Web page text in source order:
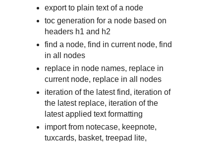
export to plain text of a node
toc generation for a node based on
headers h1 and h2
find a node, find in current node, find
in all nodes
replace in node names, replace in
current node, replace in all nodes
iteration of the latest find, iteration of
the latest replace, iteration of the
latest applied text formatting
import from notecase, keepnote,
tuxcards, basket, treepad lite,